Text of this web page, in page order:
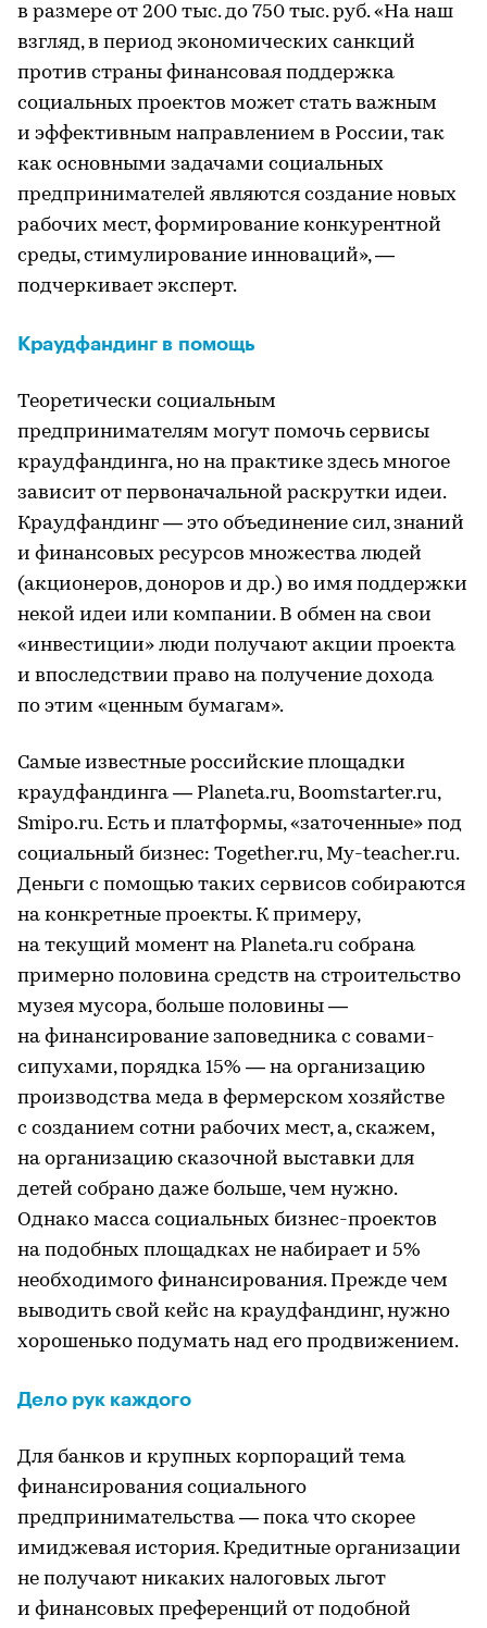
в размере от 200 тыс. до 750 тыс. руб. «На наш
взгляд, в период экономических санкций
против страны финансовая поддержка
социальных проектов может стать важным
и эффективным направлением в России, так
как основными задачами социальных
предпринимателей являются создание новых
рабочих мест, формирование конкурентной
среды, стимулирование инноваций», —
подчеркивает эксперт.
Краудфандинг в помощь
Теоретически социальным
предпринимателям могут помочь сервисы
краудфандинга, но на практике здесь многое
зависит от первоначальной раскрутки идеи.
Краудфандинг — это объединение сил, знаний
и финансовых ресурсов множества людей
(акционеров, доноров и др.) во имя поддержки
некой идеи или компании. В обмен на свои
«инвестиции» люди получают акции проекта
и впоследствии право на получение дохода
по этим «ценным бумагам».
Самые известные российские площадки
краудфандинга — Planeta.ru, Boomstarter.ru,
Smipo.ru. Есть и платформы, «заточенные» под
социальный бизнес: Together.ru, My-teacher.ru.
Деньги с помощью таких сервисов собираются
на конкретные проекты. К примеру,
на текущий момент на Planeta.ru собрана
примерно половина средств на строительство
музея мусора, больше половины —
на финансирование заповедника с совами-
сипухами, порядка 15% — на организацию
производства меда в фермерском хозяйстве
с созданием сотни рабочих мест, а, скажем,
на организацию сказочной выставки для
детей собрано даже больше, чем нужно.
Однако масса социальных бизнес-проектов
на подобных площадках не набирает и 5%
необходимого финансирования. Прежде чем
выводить свой кейс на краудфандинг, нужно
хорошенько подумать над его продвижением.
Дело рук каждого
Для банков и крупных корпораций тема
финансирования социального
предпринимательства — пока что скорее
имиджевая история. Кредитные организации
не получают никаких налоговых льгот
и финансовых преференций от подобной